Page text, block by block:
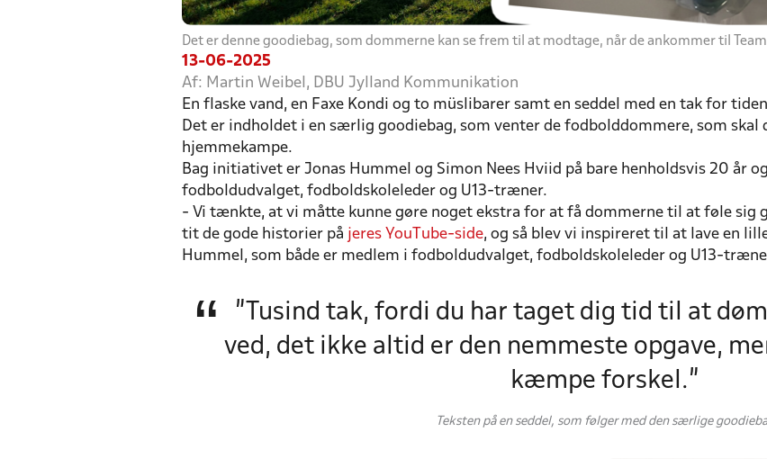
Det er denne goodiebag, som dommerne kan se frem til at modtage, når de ankommer til
13-06-2025
Af: Martin Weibel, DBU Jylland Kommunikation
En flaske vand, en Faxe Kondi og to müslibarer samt en seddel med en tak for
Det er indholdet i en særlig goodiebag, som venter de fodbolddommere, som skal
hjemmekampe.
Bag initiativet er Jonas Hummel og Simon Nees Hviid på bare henholdsvis 20 år
fodboldudvalget, fodboldskoleleder og U13-træner.
- Vi tænkte, at vi måtte kunne gøre noget ekstra for at få dommerne til at føle sig
tit de gode historier på jeres YouTube-side, og så blev vi inspireret til at lave en
Hummel, som både er medlem i fodboldudvalget, fodboldskoleleder og U13-
”Tusind tak, fordi du har taget dig tid til at
ved, det ikke altid er den nemmeste opgave,
kæmpe forskel.”
Teksten på en seddel, som følger med den særlige